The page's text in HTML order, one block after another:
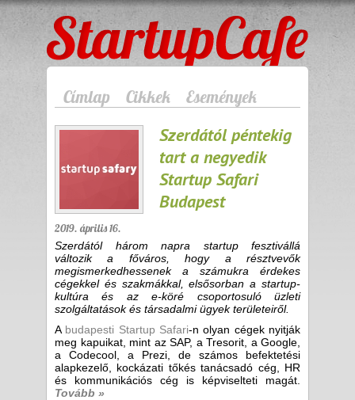
StartupCafe
Címlap Cikkek Események
Szerdától péntekig
tart a negyedik
Startup Safari
Budapest
2019. április 16.
Szerdától három napra startup fesztivállá
változik a főváros, hogy a résztvevők
megismerkedhessenek a számukra érdekes
cégekkel és szakmákkal, elsősorban a startup-
kultúra és az e-köré csoportosuló üzleti
szolgáltatások és társadalmi ügyek területeiről.
A budapesti Startup Safari-n olyan cégek nyitják
meg kapuikat, mint az SAP, a Tresorit, a Google,
a Codecool, a Prezi, de számos befektetési
alapkezelő, kockázati tőkés tanácsadó cég, HR
és kommunikációs cég is képviselteti magát.
Tovább »